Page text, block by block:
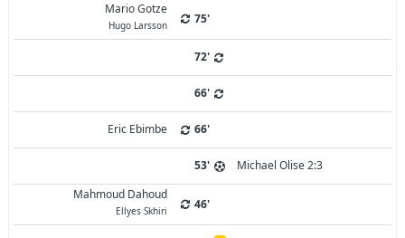
Mario Gotze
Hugo Larsson 75'
72'
66'
Eric Ebimbe 66'
53'
Michael Olise 2:3
Mahmoud Dahoud
Ellyes Skhiri 46'